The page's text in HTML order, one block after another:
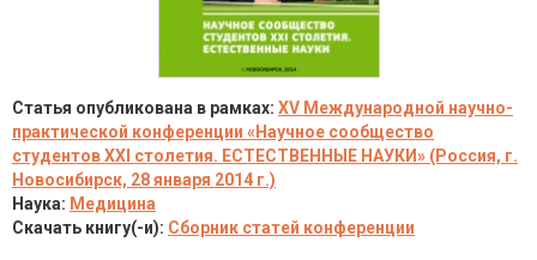
Статья опубликована в рамках: XV Международной научно-
практической конференции «Научное сообщество
студентов XXI столетия. ЕСТЕСТВЕННЫЕ НАУКИ» (Россия, г.
Новосибирск, 28 января 2014 г.)
Наука: Медицина
Скачать книгу(-и): Сборник статей конференции